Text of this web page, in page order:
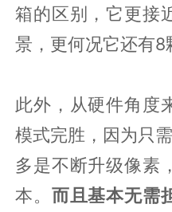
箱的区别，它更接
景，更何况它还有8
此外，从硬件角度
模式完胜，因为只
多是不断升级像素
本。 而且基本无需